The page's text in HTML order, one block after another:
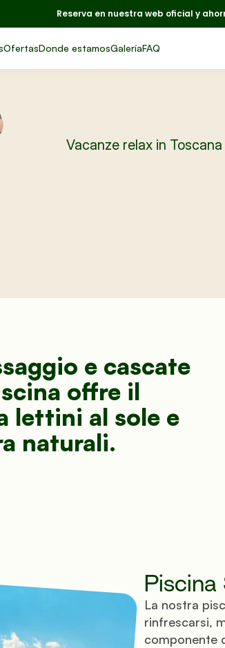
Reserva en nuestra web oficial y
OfertasDonde estamosGaleríaFAQ
Vacanze relax in Toscana
e cascate
offre il
lettini al sole e
naturali.
La nostra
rinfrescarsi,
componente